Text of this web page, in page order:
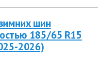
шин
185/65 R15
2026)